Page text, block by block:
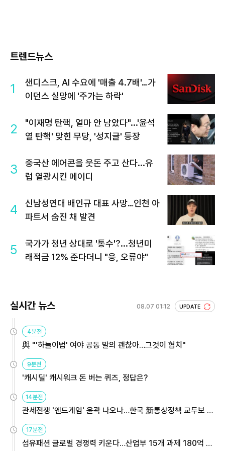
트렌드뉴스
1
샌디스크, AI 수요에 '매출 4.7배'…가
이던스 실망에 '주가는 하락'
2
"이재명 탄핵, 얼마 안 남았다"...'윤석
열 탄핵' 맞힌 무당, '성지글' 등장
3
중국산 에어콘을 웃돈 주고 산다...유
럽 열광시킨 메이디
4
신남성연대 배인규 대표 사망…인천 아
파트서 숨진 채 발견
5
국가가 청년 상대로 '통수'?...청년미
래적금 12% 준다더니 "응, 오류야"
실시간 뉴스 08.07 01:12 UPDATE
4분전
與 "'하늘이법' 여야 공동 발의 괜찮아…그것이 협치"
9분전
'캐시딜' 캐시워크 돈 버는 퀴즈, 정답은?
14분전
관세전쟁 '엔드게임' 윤곽 나오나…한국 新통상정책 교두보 활
용해야
17분전
섬유패션 글로벌 경쟁력 키운다…산업부 15개 과제 180억 지